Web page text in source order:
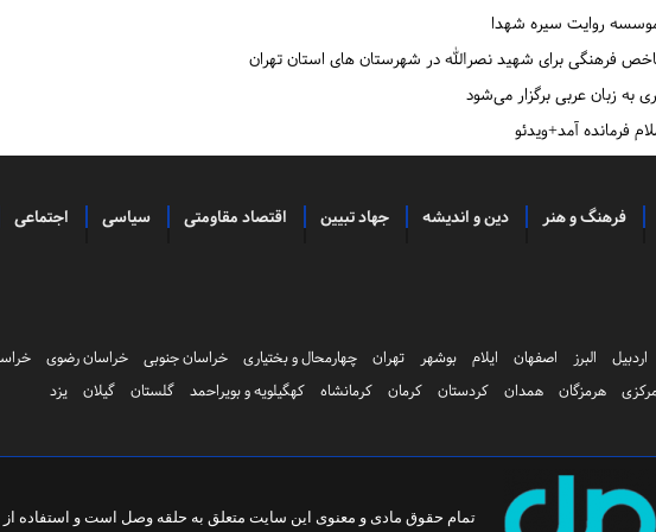
موسسه روایت سیره شهدا
به زبان عربی برگزار می‌شود
فرمانده آمد+ویدئو
فرهنگ و هنر دین و اندیشه جهاد تبیین اقتصاد مقاومتی سیاسی اجتماعی
اردبیل البرز اصفهان ایلام بوشهر تهران چهارمحال و بختیاری خراسان جنوبی خراسان رضوی
هرمزگان همدان کردستان کرمان کرمانشاه کهگیلویه و بویراحمد گلستان گیلان یزد
تمام حقوق مادی و معنوی این سایت متعلق به حلقه وصل است و استفاده